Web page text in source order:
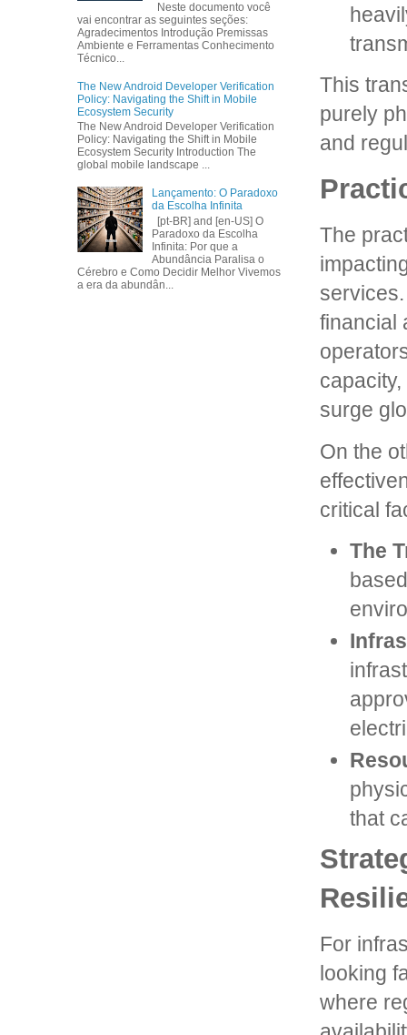
This
purely
and
The
financial
surge
On the
critical
The
that
For
looking
where
Neste documento você
vai encontrar as seguintes seções:
Agradecimentos Introdução Premissas
Ambiente e Ferramentas Conhecimento
Técnico...
The New Android Developer Verification
Policy: Navigating the Shift in Mobile
Ecosystem Security
The New Android Developer Verification
Policy: Navigating the Shift in Mobile
Ecosystem Security Introduction The
global mobile landscape ...
Lançamento: O Paradoxo
da Escolha Infinita
[pt-BR] and [en-US] O
Paradoxo da Escolha
Infinita: Por que a
Abundância Paralisa o
Cérebro e Como Decidir Melhor Vivemos
a era da abundân...